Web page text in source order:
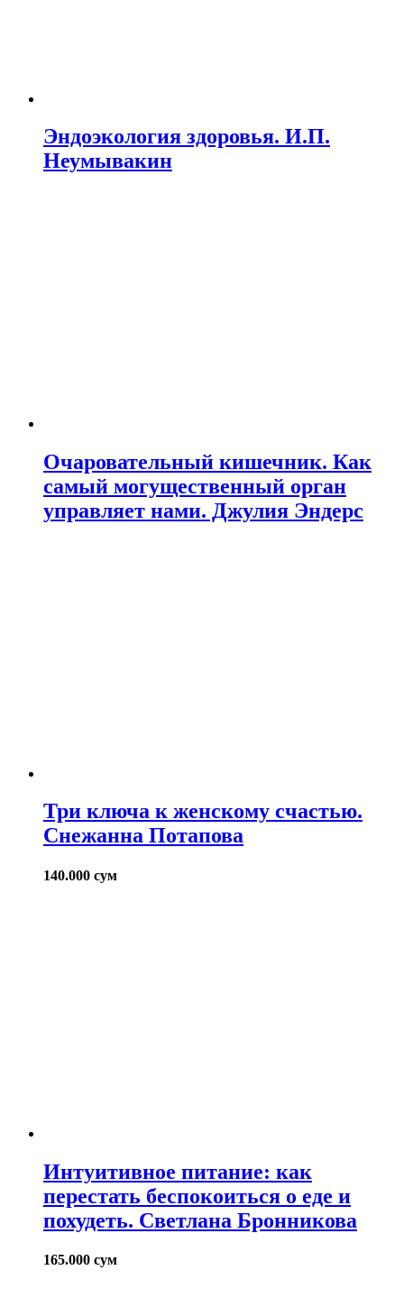
Эндоэкология здоровья. И.П.
Неумывакин
Очаровательный кишечник. Как
самый могущественный орган
управляет нами. Джулия Эндерс
Три ключа к женскому счастью.
Снежанна Потапова
140.000 сум
Интуитивное питание: как
перестать беспокоиться о еде и
похудеть. Светлана Бронникова
165.000 сум